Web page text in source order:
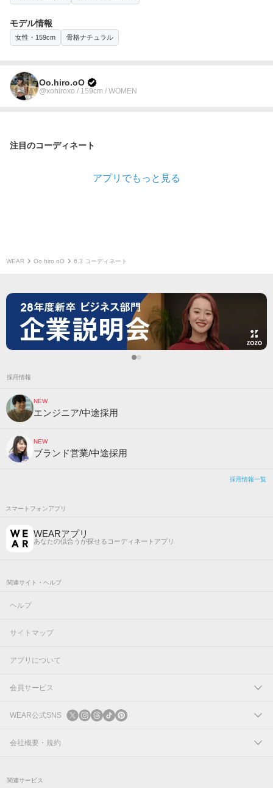
モデル情報
女性・159cm 骨格ナチュラル
Oo.hiro.oO
@xohiroxo / 159cm / WOMEN
注目のコーディネート
アプリでもっと見る
WEAR Oo.hiro.oO 6.3 コーディネート
採用情報
NEW
エンジニア/中途採用
NEW
ブランド営業/中途採用
採用情報一覧
スマートフォンアプリ
WEARアプリ
あなたの似合うが探せるコーディネートアプリ
関連サイト・ヘルプ
ヘルプ
サイトマップ
アプリについて
会員サービス
ログイン
新規会員登録
WEAR公式SNS
X
会社概要・規約
関連サービス